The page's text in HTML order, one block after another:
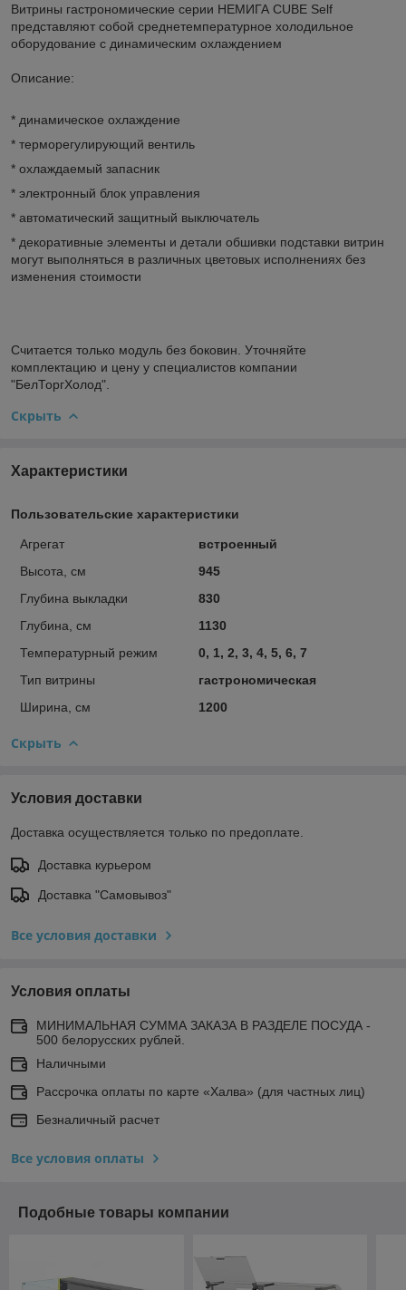
Витрины гастрономические серии НЕМИГА CUBE Self
представляют собой среднетемпературное холодильное
оборудование с динамическим охлаждением
Описание:
* динамическое охлаждение
* терморегулирующий вентиль
* охлаждаемый запасник
* электронный блок управления
* автоматический защитный выключатель
* декоративные элементы и детали обшивки подставки витрин
могут выполняться в различных цветовых исполнениях без
изменения стоимости
Считается только модуль без боковин. Уточняйте
комплектацию и цену у специалистов компании
"БелТоргХолод".
Скрыть
Характеристики
Пользовательские характеристики
Агрегат
встроенный
Высота, см
945
Глубина выкладки
830
Глубина, см
1130
Температурный режим
0, 1, 2, 3, 4, 5, 6, 7
Тип витрины
гастрономическая
Ширина, см
1200
Скрыть
Условия доставки
Доставка осуществляется только по предоплате.
Доставка курьером
Доставка "Самовывоз"
Все условия доставки
Условия оплаты
МИНИМАЛЬНАЯ СУММА ЗАКАЗА В РАЗДЕЛЕ ПОСУДА -
500 белорусских рублей.
Наличными
Рассрочка оплаты по карте «Халва» (для частных лиц)
Безналичный расчет
Все условия оплаты
Подобные товары компании